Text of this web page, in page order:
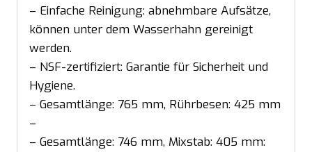
– Einfache Reinigung: abnehmbare Aufsätze,
können unter dem Wasserhahn gereinigt
werden.
– NSF-zertifiziert: Garantie für Sicherheit und
Hygiene.
– Gesamtlänge: 765 mm, Rührbesen: 425 mm
–
– Gesamtlänge: 746 mm, Mixstab: 405 mm: